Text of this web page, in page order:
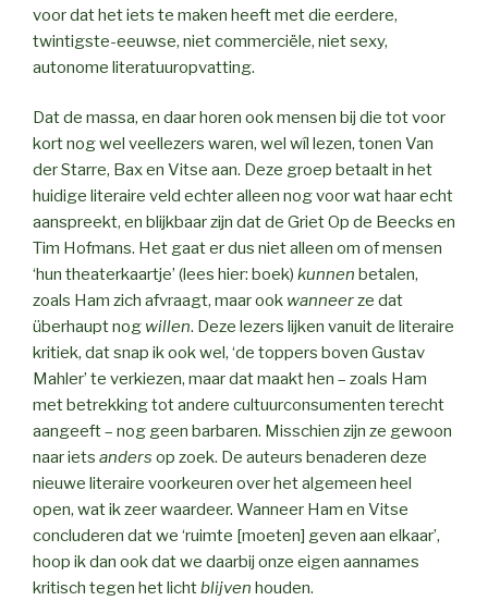
voor dat het iets te maken heeft met die eerdere,
twintigste-eeuwse, niet commerciële, niet sexy,
autonome literatuuropvatting.
Dat de massa, en daar horen ook mensen bij die tot voor
kort nog wel veellezers waren, wel wíl lezen, tonen Van
der Starre, Bax en Vitse aan. Deze groep betaalt in het
huidige literaire veld echter alleen nog voor wat haar echt
aanspreekt, en blijkbaar zijn dat de Griet Op de Beecks en
Tim Hofmans. Het gaat er dus niet alleen om of mensen
‘hun theaterkaartje’ (lees hier: boek) kunnen betalen,
zoals Ham zich afvraagt, maar ook wanneerze dat
überhaupt nog willen. Deze lezers lijken vanuit de literaire
kritiek, dat snap ik ook wel, ‘de toppers boven Gustav
Mahler’ te verkiezen, maar dat maakt hen – zoals Ham
met betrekking tot andere cultuurconsumenten terecht
aangeeft – nog geen barbaren. Misschien zijn ze gewoon
naar iets anders op zoek. De auteurs benaderen deze
nieuwe literaire voorkeuren over het algemeen heel
open, wat ik zeer waardeer. Wanneer Ham en Vitse
concluderen dat we ‘ruimte [moeten] geven aan elkaar’,
hoop ik dan ook dat we daarbij onze eigen aannames
kritisch tegen het lichtblijven houden.